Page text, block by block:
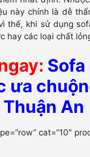
này chính là dễ
thế, khi sử dụng
hay các loại chất
Sofa
ưa
Thuận An
cat=”10″